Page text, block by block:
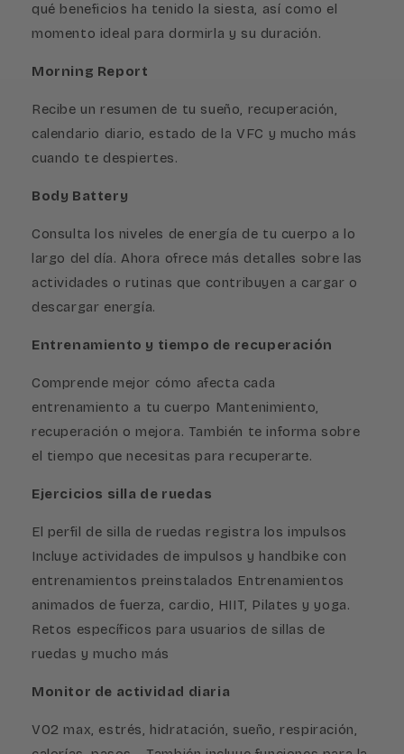
qué beneficios ha tenido la siesta, así como el
momento ideal para dormirla y su duración.
Morning Report
Recibe un resumen de tu sueño, recuperación,
calendario diario, estado de la VFC y mucho más
cuando te despiertes.
Body Battery
Consulta los niveles de energía de tu cuerpo a lo
largo del día. Ahora ofrece más detalles sobre las
actividades o rutinas que contribuyen a cargar o
descargar energía.
Entrenamiento y tiempo de recuperación
Comprende mejor cómo afecta cada
entrenamiento a tu cuerpo Mantenimiento,
recuperación o mejora. También te informa sobre
el tiempo que necesitas para recuperarte.
Ejercicios silla de ruedas
El perfil de silla de ruedas registra los impulsos
Incluye actividades de impulsos y handbike con
entrenamientos preinstalados Entrenamientos
animados de fuerza, cardio, HIIT, Pilates y yoga.
Retos específicos para usuarios de sillas de
ruedas y mucho más
Monitor de actividad diaria
VO2 max, estrés, hidratación, sueño, respiración,